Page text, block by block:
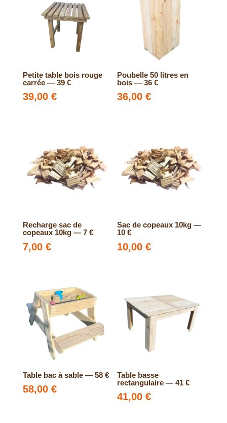
Petite table bois rouge
carrée — 39 €
39,00 €
Poubelle 50 litres en
bois — 36 €
36,00€
Recharge sac de
copeaux 10kg — 7 €
7,00 €
Sac de copeaux 10kg —
10 €
10,00€
Table bac à sable — 58 €
58,00 €
Table basse
rectangulaire — 41 €
41,00€